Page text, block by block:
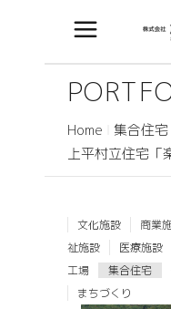
Home
集合住宅
上平村立住宅「
文化施設 商業
祉施設
医療施設
工場
集合住宅
まちづくり